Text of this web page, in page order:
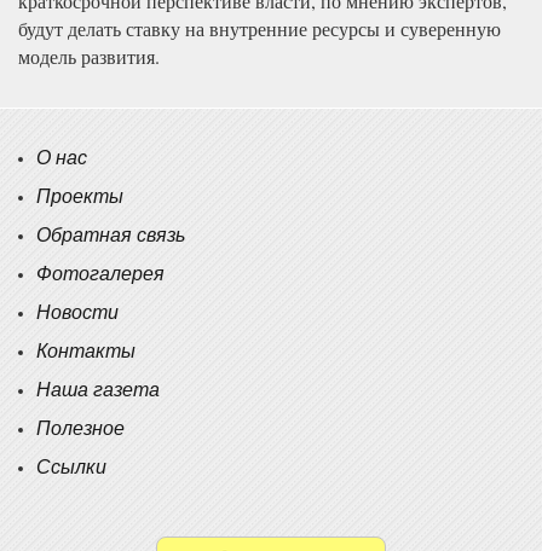
будут делать ставку на внутренние ресурсы и суверенную
модель развития.
О нас
Проекты
Обратная связь
Фотогалерея
Новости
Контакты
Наша газета
Полезное
Ссылки